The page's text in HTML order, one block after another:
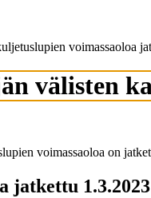
voimassaoloa
välisten
voimassaoloa on
jatkettu